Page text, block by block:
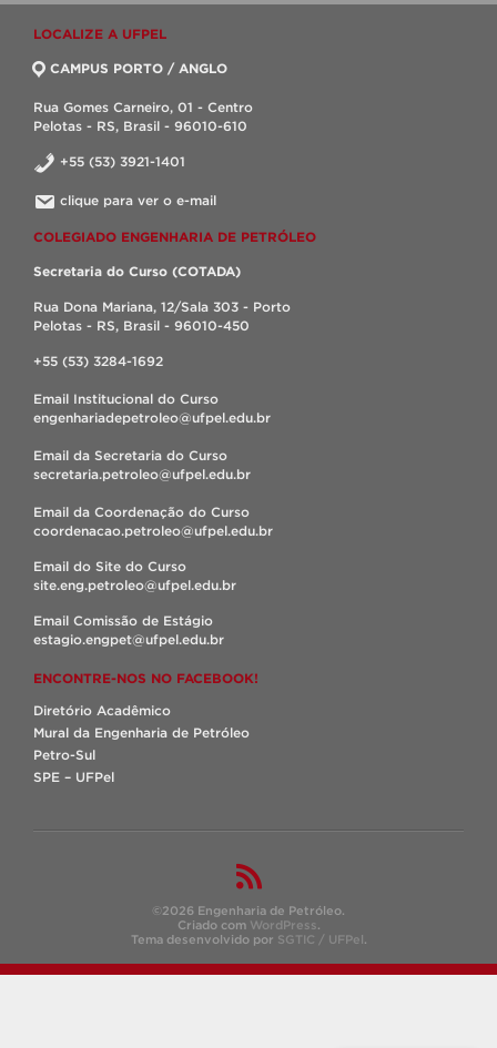
LOCALIZE A UFPEL
CAMPUS PORTO / ANGLO
Rua Gomes Carneiro, 01 - Centro
Pelotas - RS, Brasil - 96010-610
+55 (53) 3921-1401
clique para ver o e-mail
COLEGIADO ENGENHARIA DE PETRÓLEO
Secretaria do Curso (COTADA)
Rua Dona Mariana, 12/Sala 303 - Porto
Pelotas - RS, Brasil - 96010-450
+55 (53) 3284-1692
Email Institucional do Curso
engenhariadepetroleo@ufpel.edu.br
Email da Secretaria do Curso
secretaria.petroleo@ufpel.edu.br
Email da Coordenação do Curso
coordenacao.petroleo@ufpel.edu.br
Email do Site do Curso
site.eng.petroleo@ufpel.edu.br
Email Comissão de Estágio
estagio.engpet@ufpel.edu.br
ENCONTRE-NOS NO FACEBOOK!
Diretório Acadêmico
Mural da Engenharia de Petróleo
Petro-Sul
SPE – UFPel
©2026 Engenharia de Petróleo.
Criado com WordPress.
Tema desenvolvido por SGTIC / UFPel.